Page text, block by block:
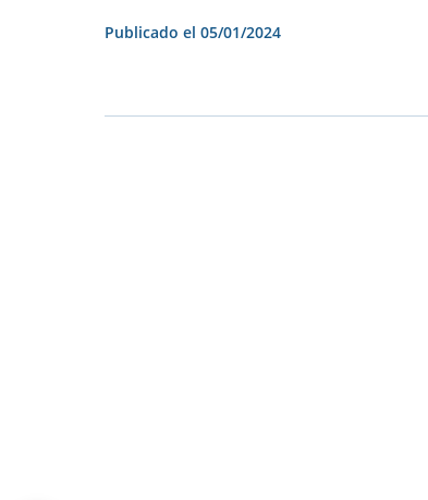
Publicado el 05/01/2024